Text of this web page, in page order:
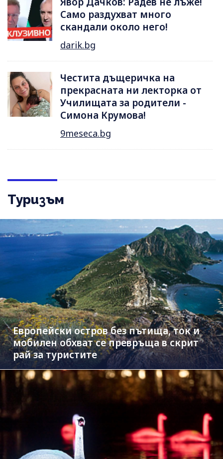
Само раздухват много
скандали около него!
darik.bg
Честита дъщеричка на
прекрасната ни лекторка от
Училищата за родители -
Симона Крумова!
9meseca.bg
Туризъм
Европейски остров без пътища, ток и
мобилен обхват се превръща в скрит
рай за туристите